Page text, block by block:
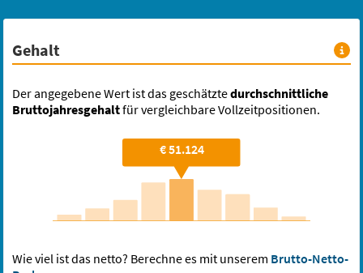
Gehalt
Der angegebene Wert ist das geschätztedurchschnittliche
Bruttojahresgehaltfür vergleichbare Vollzeitpositionen.
€ 51.124
Wie viel ist das netto? Berechne es mit unserem Brutto-Netto-
Medizinische Fachangestellte, MFA (m/w/d)
BG prevent GmbH
Homeoffice möglich
36.792 €/Jahr
Arbeitsmedizin Vorsorgeuntersuchungen
Datenpflege
Dokumentenmanagement
Kundenbetreuung
Schicke mir neue Jobs per E-Mail